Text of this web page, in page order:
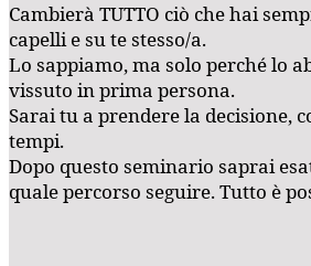
Cambierà TUTTO ciò che hai
capelli e su te stesso/a.
Lo sappiamo, ma solo perché lo
vissuto in prima persona.
Sarai tu a prendere la decisione,
tempi.
Dopo questo seminario saprai
quale percorso seguire. Tutto è